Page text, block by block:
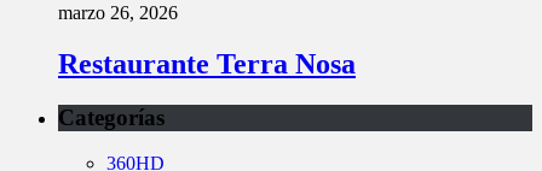
marzo 26, 2026
Restaurante Terra Nosa
Categorías
360HD